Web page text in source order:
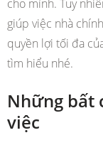
cho mình. Tuy
giúp việc nhà
quyền lợi tối đa
tìm hiểu nhé.
Những bất
việc